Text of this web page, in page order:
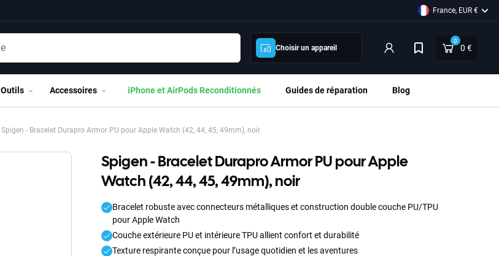
France, EUR €
Choisir un appareil
0
0 €
Outils Accessoires iPhone et AirPods Reconditionnés Guides de réparation Blog
Spigen - Bracelet Durapro Armor PU pour Apple Watch (42, 44, 45, 49mm), noir
Spigen - Bracelet Durapro Armor PU pour Apple
Watch (42, 44, 45, 49mm), noir
Bracelet robuste avec connecteurs métalliques et construction double couche PU/TPU
pour Apple Watch
Couche extérieure PU et intérieure TPU allient confort et durabilité
Texture respirante conçue pour l’usage quotidien et les aventures